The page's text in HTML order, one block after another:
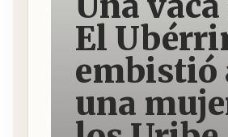
El
embistió
una